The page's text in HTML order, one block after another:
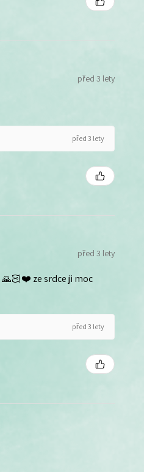
před 3 lety
před 3 lety
před 3 lety
🙏🏻❤️ ze srdce ji moc
před 3 lety